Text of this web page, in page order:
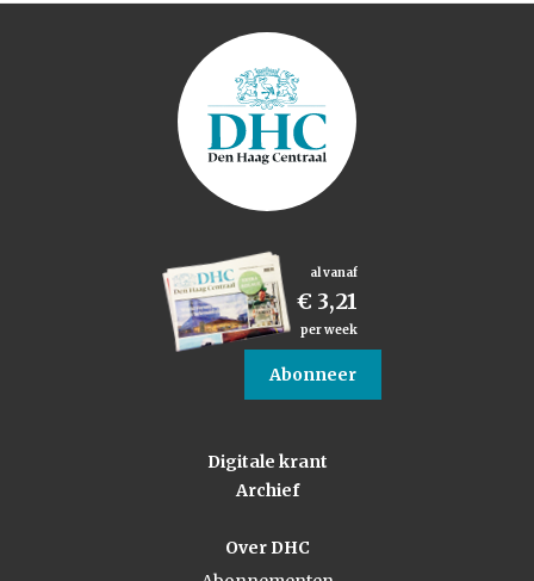
al vanaf
€ 3,21
per week
Abonneer
Digitale krant
Archief
Over DHC